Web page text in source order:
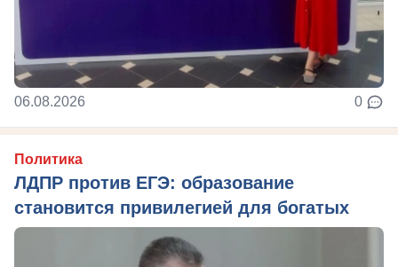
06.08.2026 0
Политика
ЛДПР против ЕГЭ: образование
становится привилегией для богатых